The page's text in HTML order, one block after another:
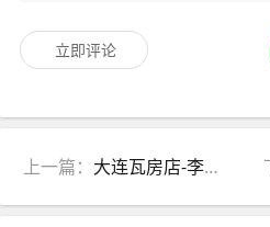
立即评论
上一篇： 大连瓦房店-李官镇修建生态果蔬路